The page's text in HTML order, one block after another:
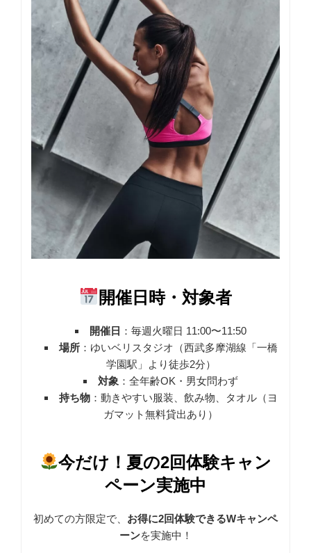
開催日時・対象者
開催日 ：毎週火曜日 11:00〜11:50
場所：ゆいベリスタジオ（西武多摩湖線「一橋
学園駅」より徒歩2分）
対象 ：全年齢OK・男女問わず
持ち物：動きやすい服装、飲み物、タオル（ヨ
ガマット無料貸出あり）
今だけ！夏の2回体験キャン
ペーン実施中
初めての方限定で、 お得に2回体験できるWキャンペ
ーンを実施中！